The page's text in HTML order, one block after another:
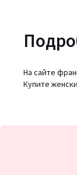
На сайте
Купите